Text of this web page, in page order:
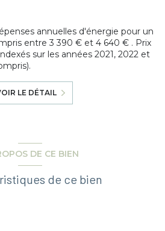
annuelles d'énergie pour un
entre 3 390 € et 4 640 € . Prix
sur les années 2021, 2022 et
LE DÉTAIL
DE CE BIEN
de ce bien